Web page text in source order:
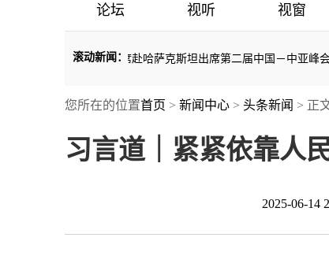
论坛
视听 视窗
滚动新闻 ：
篇——写在习近平主席赴哈萨克斯坦出席第二届中国－中亚峰会之
篇——写在习近平主席赴哈萨克斯坦出席第二届中国－中亚峰会之
您所在的位置首页 > 新闻中心 > 头条新闻 > 正
习言道｜紧紧依靠人
2025-06-